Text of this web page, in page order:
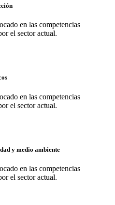
en las competencias
el sector actual.
en las competencias
el sector actual.
y medio ambiente
en las competencias
el sector actual.